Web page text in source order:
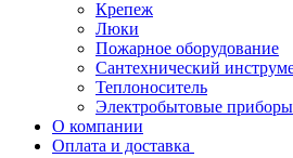
Крепеж
Люки
Пожарное оборудование
Сантехнический
Теплоноситель
Электробытовые приборы
О компании
Оплата и доставка